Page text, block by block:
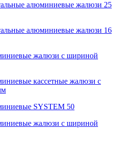
алюминиевые жалюзи 25
алюминиевые жалюзи 16
жалюзи с шириной
кассетные жалюзи с
SYSTEM 50
жалюзи с шириной